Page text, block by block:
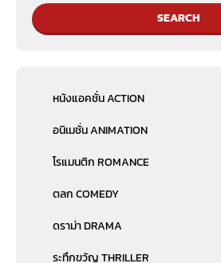
SEARCH
หนังแอคชั่น ACTION
อนิเมชั่น ANIMATION
โรแมนติก ROMANCE
ตลก COMEDY
ดราม่า DRAMA
ระทึกขวัญ THRILLER